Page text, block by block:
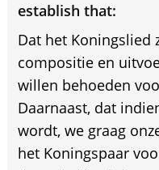
establish that:
Dat het Koningslied
compositie en
willen behoeden
Daarnaast, dat
wordt, we graag
het Koningspaar